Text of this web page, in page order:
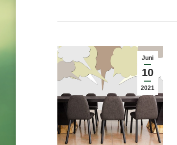
Juni
10
2021